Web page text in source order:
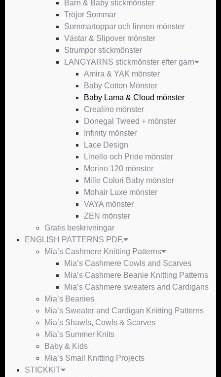
Barn & Baby stickmönster
Tröjor Sommar
Sommartoppar och linnen mönster
Västar & Slipover mönster
Strumpor stickmönster
LANGYARNS stickmönster efter garn
Amira & YAK mönster
Baby Cotton Mönster
Baby Lama & Cloud mönster
Crealino mönster
Donegal Tweed + mönster
Infinity mönster
Lace Design
Linello och Pride mönster
Merino 120 mönster
Mille Colori Baby mönster
Mohair Luxe mönster
VAYA mönster
ZEN mönster
Gratis beskrivningar
ENGLISH PATTERNS PDF.
Mia’s Cashmere Knitting Patterns
Mia’s Cashmere Cowls and Scarves
Mia’s Cashmere Beanie Knitting Patterns
Mia’s Cashmere sweaters and Cardigans
Mia’s Beanies
Mia’s Sweater and Cardigan Knitting Patterns
Mia’s Shawls, Cowls & Scarves
Mia’s Summer Knits
Baby & Kids
Mia’s Small Knitting Projects
STICKKIT